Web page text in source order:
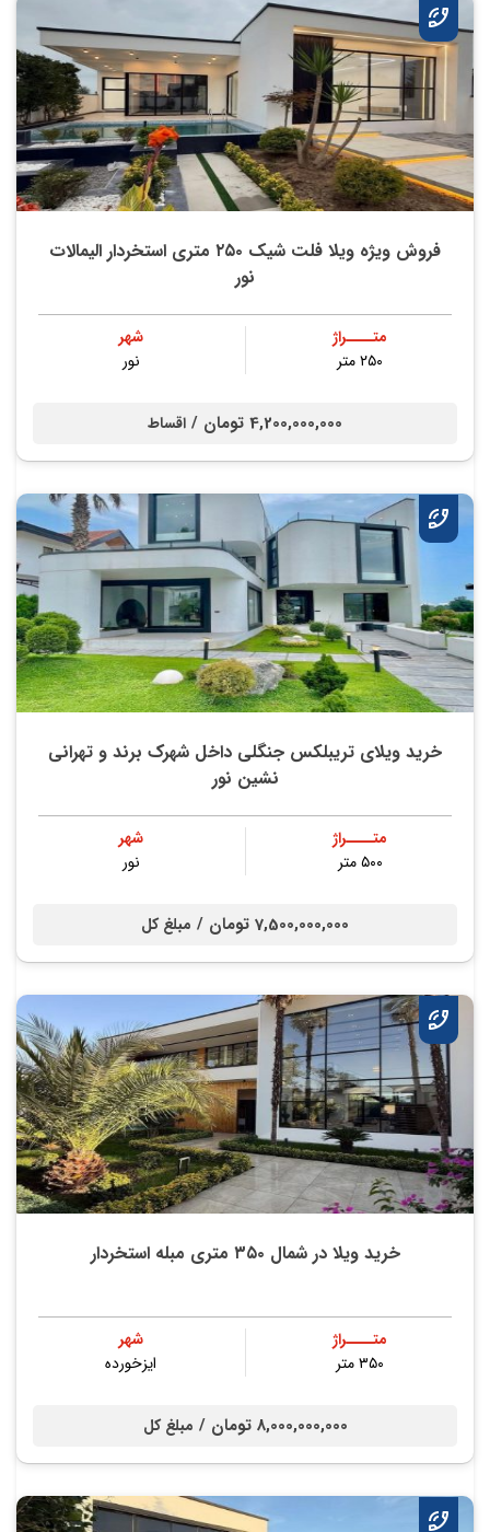
فروش ویژه ویلا فلت شیک ۲۵۰ متری استخردار الیمالات
نور
متــــراژ
۲۵۰ متر
شهر
نور
4,200,000,000 تومان / اقساط
خرید ویلای تریبلکس جنگلی داخل شهرک برند و تهرانی
نشین نور
متــــراژ
۵۰۰ متر
شهر
نور
7,500,000,000 تومان / مبلغ کل
خرید ویلا در شمال ۳۵۰ متری مبله استخردار
متــــراژ
۳۵۰ متر
شهر
ایزخورده
8,000,000,000 تومان / مبلغ کل